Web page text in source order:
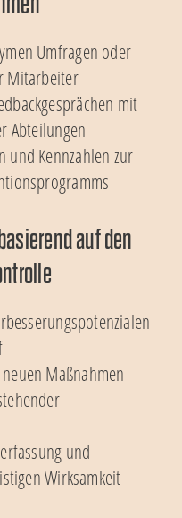
Umfragen oder
Mitarbeiter
mit
Abteilungen
und Kennzahlen zur
auf den
Maßnahmen
und
Wirksamkeit